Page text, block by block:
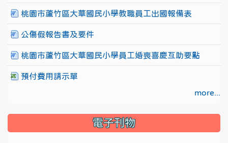
桃園市蘆竹區大華國民小學教職員工出國報備表
公傷假報告書及要件
桃園市蘆竹區大華國民小學員工婚喪喜慶互助要點
預付費用請示單
more...
電子刊物